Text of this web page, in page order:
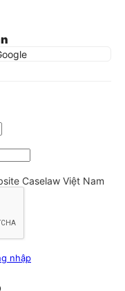
Caselaw Việt Nam
nhập